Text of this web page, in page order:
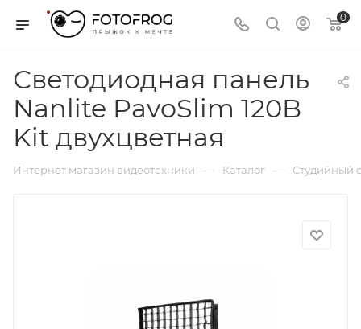
0
Светодиодная панель
Nanlite PavoSlim 120B
Kit двухцветная
Интернет магазин видеотехники — Каталог — Студийный